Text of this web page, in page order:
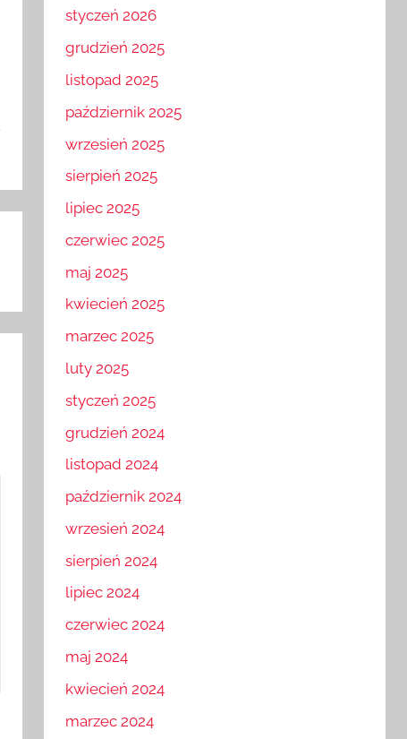
styczeń 2026
grudzień 2025
listopad 2025
październik 2025
wrzesień 2025
sierpień 2025
lipiec 2025
czerwiec 2025
maj 2025
kwiecień 2025
marzec 2025
luty 2025
styczeń 2025
grudzień 2024
listopad 2024
październik 2024
wrzesień 2024
sierpień 2024
lipiec 2024
czerwiec 2024
maj 2024
kwiecień 2024
marzec 2024